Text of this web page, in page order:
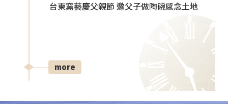
台東窯藝慶父親節 邀父子做陶碗感念土地
more